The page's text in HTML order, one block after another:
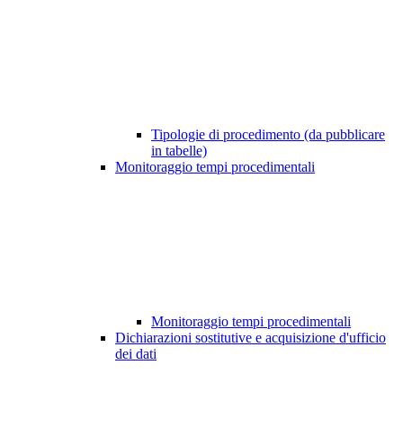
Tipologie di procedimento (da pubblicare
in tabelle)
Monitoraggio tempi procedimentali
Monitoraggio tempi procedimentali
Dichiarazioni sostitutive e acquisizione d'ufficio
dei dati